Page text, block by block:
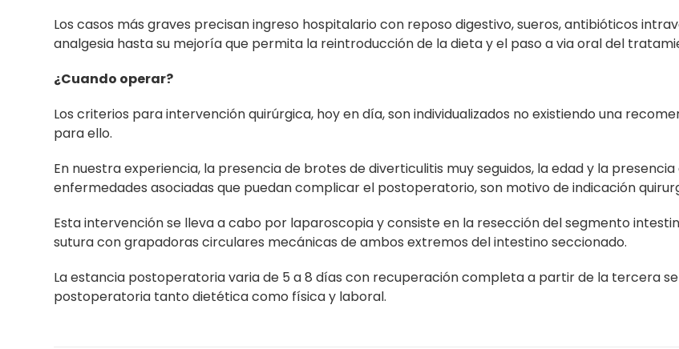
Los casos más graves precisan ingreso hospitalario con reposo digestivo, sueros, antibióticos
analgesia hasta su mejoría que permita la reintroducción de la dieta y el paso a via oral del
¿Cuando operar?
Los criterios para intervención quirúrgica, hoy en día, son individualizados no existiendo una
para ello.
En nuestra experiencia, la presencia de brotes de diverticulitis muy seguidos, la edad y la presencia
enfermedades asociadas que puedan complicar el postoperatorio, son motivo de indicación
Esta intervención se lleva a cabo por laparoscopia y consiste en la resección del segmento
sutura con grapadoras circulares mecánicas de ambos extremos del intestino seccionado.
La estancia postoperatoria varia de 5 a 8 días con recuperación completa a partir de la tercera
postoperatoria tanto dietética como física y laboral.